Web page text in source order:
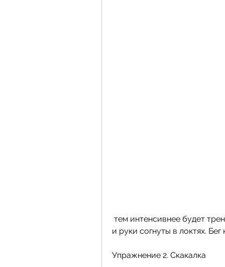
и руки согнуты в локтях.
Упражнение 2. Скакалка